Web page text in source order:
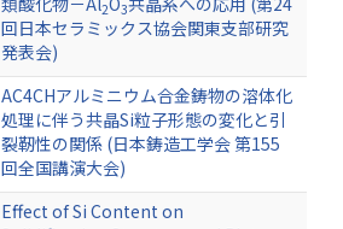
2 3
回日本セラミックス協会関東支部研究
発表会)
AC4CHアルミニウム合金鋳物の溶体化
処理に伴う共晶Si粒子形態の変化と引
裂靭性の関係 (日本鋳造工学会 第155
回全国講演大会)
Effect of Si Content on